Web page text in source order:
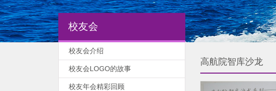
校友会
校友会介绍
校友会LOGO的故事
校友年会精彩回顾
高航院智库沙龙